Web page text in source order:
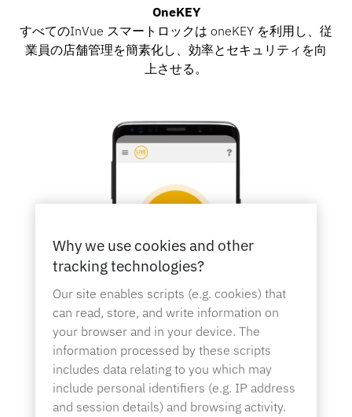
スポーツ＆エンターテイメント
バンキング
販売時点情報管理
OneKEY
すべてのInVue スマートロックは oneKEY を利用し、従
業員の店舗管理を簡素化し、効率とセキュリティを向
上させる。
Why we use cookies and other
tracking technologies?
Our site enables scripts (e.g. cookies) that
can read, store, and write information on
your browser and in your device. The
information processed by these scripts
includes data relating to you which may
include personal identifiers (e.g. IP address
and session details) and browsing activity.